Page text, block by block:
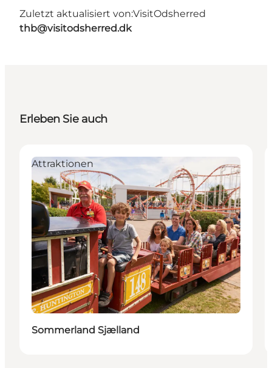
Zuletzt aktualisiert von:VisitOdsherred
thb@visitodsherred.dk
Erleben Sie auch
Attraktionen
Sommerland Sjælland